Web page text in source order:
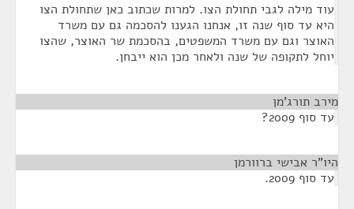
עוד מילה לגבי תחולת הצו. למרות שכתוב כאן שתחולת הצו
היא עד סוף שנה זו, אנחנו הגענו להסכמה גם עם משרד
האוצר וגם עם משרד המשפטים, בהסכמת שר האוצר, שהצו
יוחל לתקופה של שנה ולאחר מכן הוא ייבחן.
מירב תורג'מן
עד סוף 2009?
היו"ר אבישי ברוורמן
עד סוף 2009.